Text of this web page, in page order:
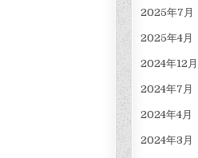
2025年7月
2025年4月
2024年12月
2024年7月
2024年4月
2024年3月